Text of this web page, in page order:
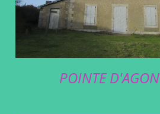
POINTE D'AGON